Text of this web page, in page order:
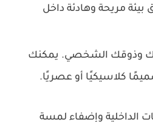
بيئة مريحة وهادئة داخل
وذوقك الشخصي. يمكنك
كلاسيكيًا أو عصريًا.
الداخلية وإضفاء لمسة